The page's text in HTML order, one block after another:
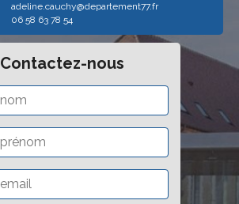
adeline.cauchy@departement77.fr
06 58 63 78 54
Contactez-nous